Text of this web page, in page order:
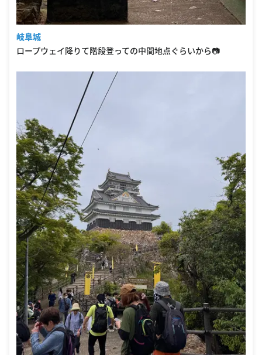
岐阜城
ロープウェイ降りて階段登っての中間地点ぐらいから📷